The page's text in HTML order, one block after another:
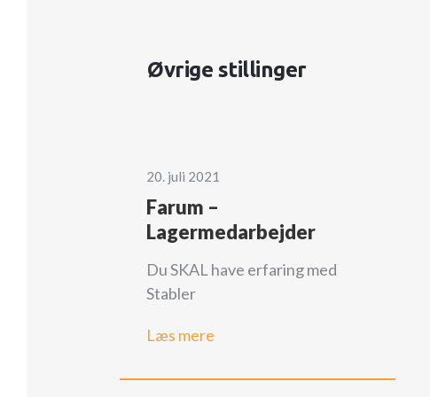
Øvrige stillinger
20. juli 2021
Farum –
Lagermedarbejder
Du SKAL have erfaring med
Stabler
Læs mere